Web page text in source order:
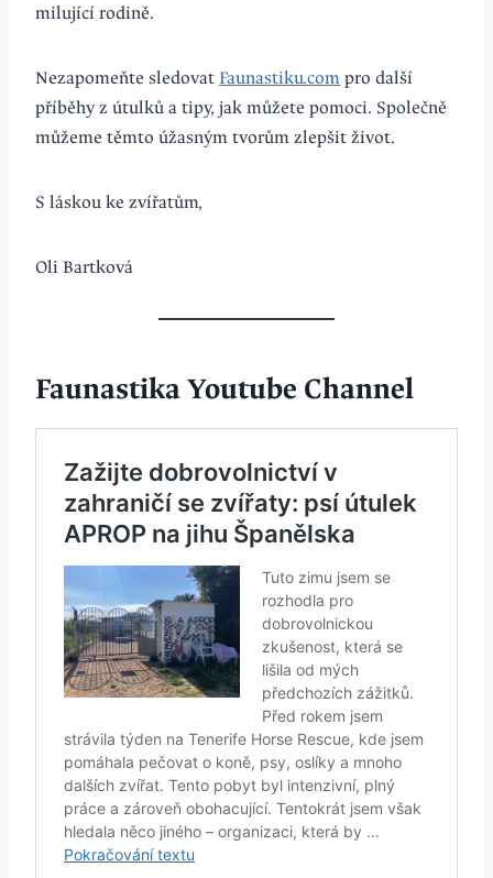
milující rodině.
Nezapomeňte sledovat Faunastiku.com pro další
příběhy z útulků a tipy, jak můžete pomoci. Společně
můžeme těmto úžasným tvorům zlepšit život.
S láskou ke zvířatům,
Oli Bartková
Faunastika Youtube Channel